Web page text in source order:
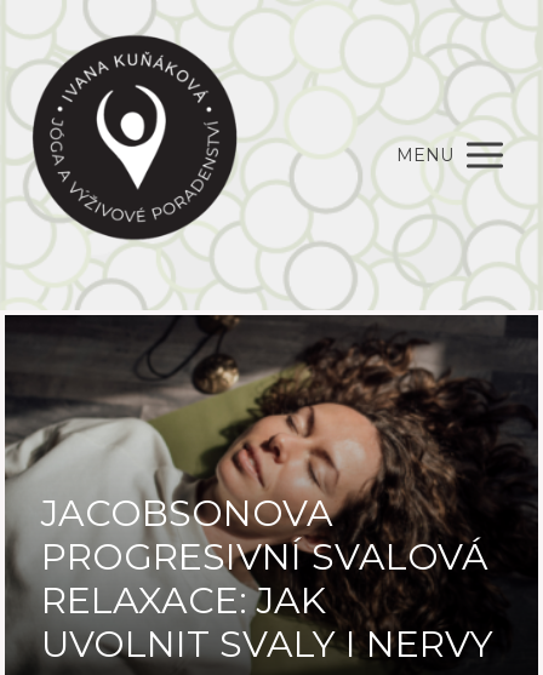
MENU
JACOBSONOVA
PROGRESIVNÍ SVALOVÁ
RELAXACE: JAK
UVOLNIT SVALY I NERVY